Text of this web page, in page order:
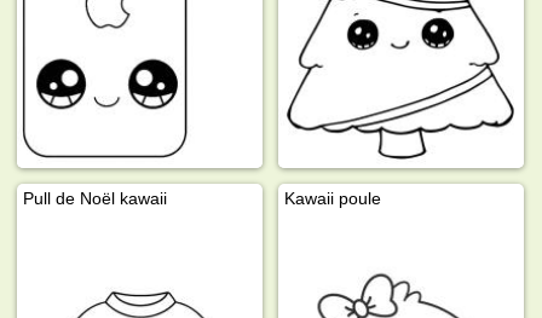
Pull de Noël kawaii Kawaii poule